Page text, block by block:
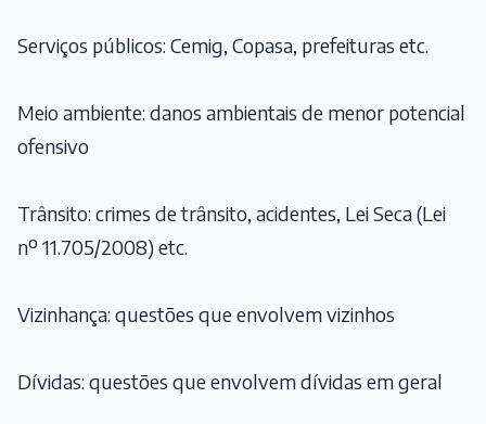
Serviços públicos: Cemig, Copasa, prefeituras etc.
Meio ambiente: danos ambientais de menor potencial
ofensivo
Trânsito: crimes de trânsito, acidentes, Lei Seca (Lei
nº 11.705/2008) etc.
Vizinhança: questões que envolvem vizinhos
Dívidas: questões que envolvem dívidas em geral